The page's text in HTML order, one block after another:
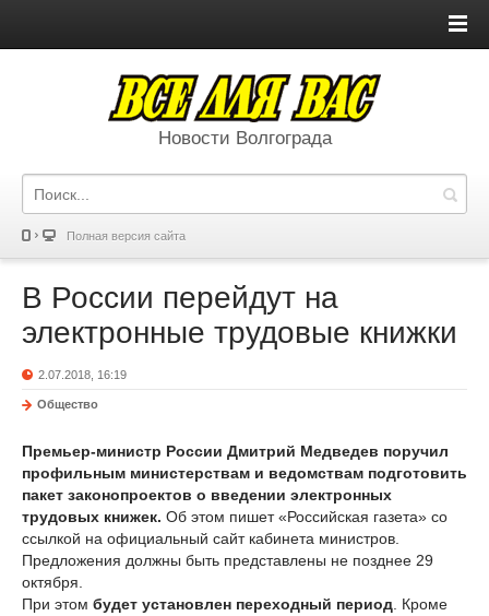
Новости Волгограда
Полная версия сайта
В России перейдут на
электронные трудовые книжки
2.07.2018, 16:19
Общество
Премьер-министр России Дмитрий Медведев поручил
профильным министерствам и ведомствам подготовить
пакет законопроектов о введении электронных
трудовых книжек. Об этом пишет «Российская газета» со
ссылкой на официальный сайт кабинета министров.
Предложения должны быть представлены не позднее 29
октября.
При этом будет установлен переходный период . Кроме